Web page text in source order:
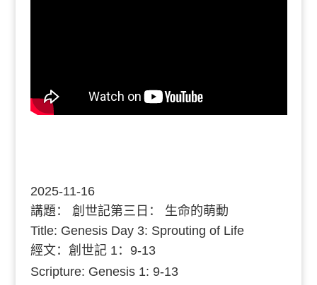
2025-11-16
講題： 創世記第三日： 生命的萌動
Title: Genesis Day 3: Sprouting of Life
經文：創世記 1：9-13
Scripture: Genesis 1: 9-13